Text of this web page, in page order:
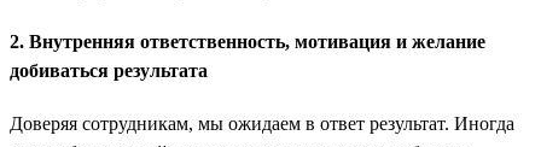
2. Внутренняя ответственность, мотивация и желание
добиваться результата
Доверяя сотрудникам, мы ожидаем в ответ результат. Иногда